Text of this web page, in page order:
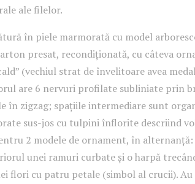
ale filelor.
în piele marmorată cu model
presat, recondiționată, cu câteva
(vechiul strat de învelitoare avea
are 6 nervuri profilate subliniate prin
în zigzag; spațiile intermediare sunt
sus-jos cu tulpini înflorite descriind
2 modele de ornament, în
unei ramuri curbate și o harpă
flori cu patru petale (simbol al crucii).